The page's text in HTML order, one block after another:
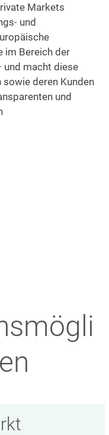
Markets
und
im Bereich der
und macht diese
deren Kunden
und